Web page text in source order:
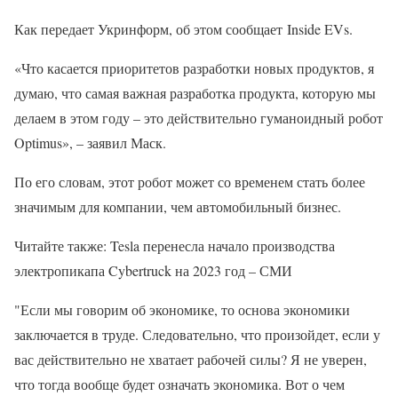
Как передает Укринформ, об этом сообщает Inside EVs.
«Что касается приоритетов разработки новых продуктов, я
думаю, что самая важная разработка продукта, которую мы
делаем в этом году – это действительно гуманоидный робот
Optimus», – заявил Маск.
По его словам, этот робот может со временем стать более
значимым для компании, чем автомобильный бизнес.
Читайте также: Tesla перенесла начало производства
электропикапа Cybertruck на 2023 год – СМИ
"Если мы говорим об экономике, то основа экономики
заключается в труде. Следовательно, что произойдет, если у
вас действительно не хватает рабочей силы? Я не уверен,
что тогда вообще будет означать экономика. Вот о чем